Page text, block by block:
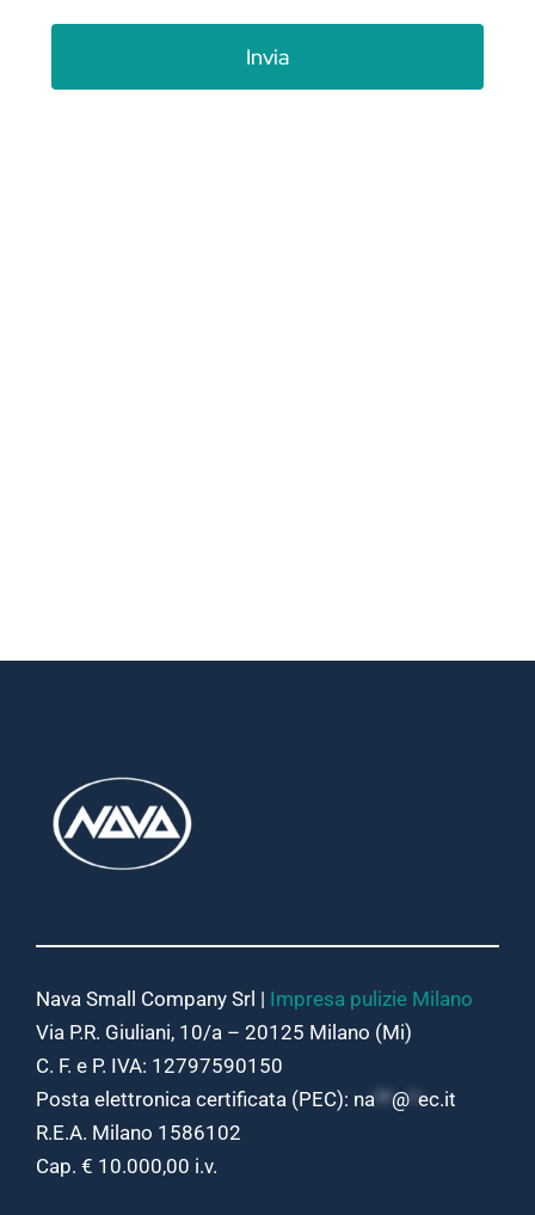
Invia
Nava Small Company Srl | Impresa pulizie Milano
Via P.R. Giuliani, 10/a – 20125 Milano (Mi)
C. F. e P. IVA: 12797590150
Posta elettronica certificata (PEC): na ** @* ec.it
R.E.A. Milano 1586102
Cap. € 10.000,00 i.v.